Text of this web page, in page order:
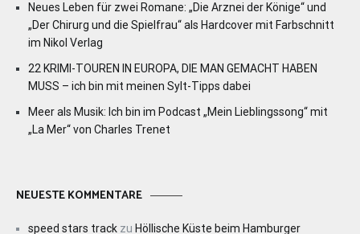
Neues Leben für zwei Romane: „Die Arznei der Könige“ und
„Der Chirurg und die Spielfrau“ als Hardcover mit Farbschnitt
im Nikol Verlag
22 KRIMI-TOUREN IN EUROPA, DIE MAN GEMACHT HABEN
MUSS – ich bin mit meinen Sylt-Tipps dabei
Meer als Musik: Ich bin im Podcast „Mein Lieblingssong“ mit
„La Mer“ von Charles Trenet
NEUESTE KOMMENTARE
speed stars track zu Höllische Küste beim Hamburger